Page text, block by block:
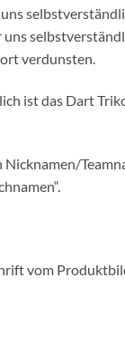
verdunsten.
ist das Dart
vom